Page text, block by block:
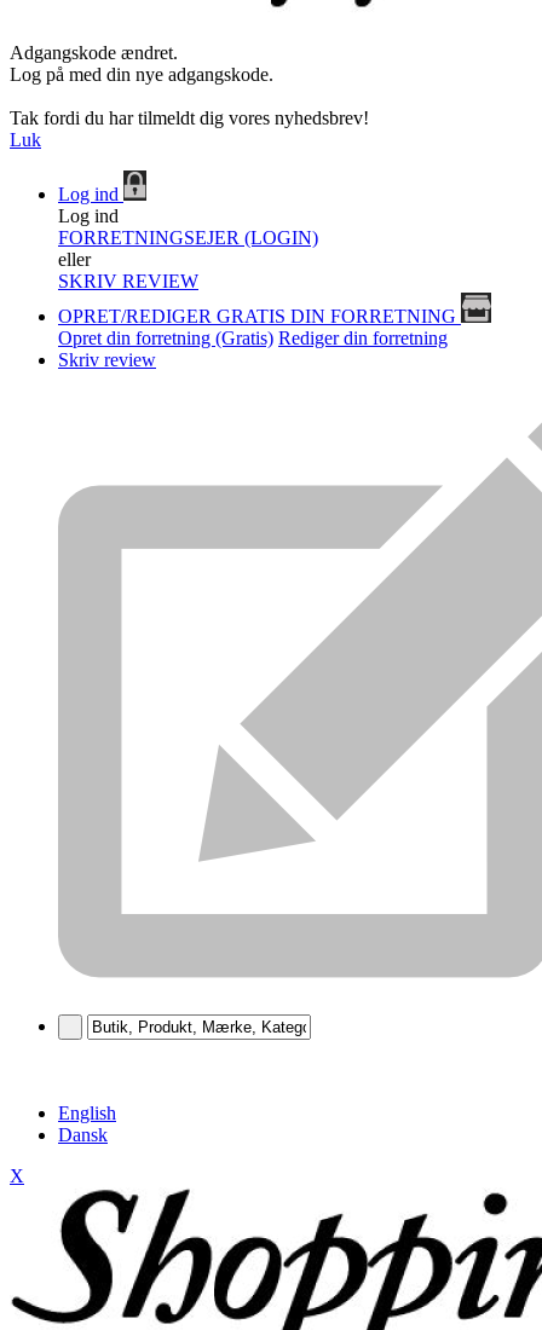
Adgangskode ændret.
Log på med din nye adgangskode.
Tak fordi du har tilmeldt dig vores nyhedsbrev!
Luk
Log ind
Log ind
FORRETNINGSEJER (LOGIN)
eller
SKRIV REVIEW
OPRET/REDIGER GRATIS DIN FORRETNING
Opret din forretning (Gratis) Rediger din forretning
Skriv review
English
Dansk
X